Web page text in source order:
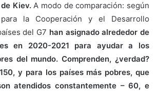
Kiev.A modo de comparación: según
la Cooperación y el Desarrollo
del G7 han asignado alrededor de
en 2020-2021 para ayudar a los
del mundo. Comprenden, ¿verdad?
y para los países más pobres, que
atendidos constantemente – 60, e